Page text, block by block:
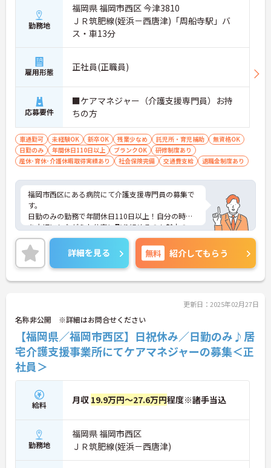
勤務地
福岡県 福岡市西区 今津3810
ＪＲ筑肥線(姪浜－西唐津)「周船寺駅」バ
ス・車13分
雇用形態 正社員(正職員)
応募要件
■ケアマネジャー（介護支援専門員）お持
ちの方
車通勤可 未経験OK 新卒OK 残業少なめ 託児所・育児補助
無資格OK
日勤のみ
年間休日110日以上 ブランクOK
研修制度あり
産休･育休･介護休暇取得実績あり
社会保険完備 交通費支給 退職金制度あり
福岡市西区にある病院にて介護支援専門員の募集で
す。
日勤のみの勤務で年間休日110日以上！自分の時間
を大切にしながらお仕事に取り組めるのも魅力の一
つです！
またマイカー通勤OKで無料駐車場も完備、そして送
迎バスも九大学研都市駅から出ているので、毎日の
通勤も楽々◎
ご興味がある方は是非一度マイナビまでお問い合わ
詳細を見る 無料 紹介してもらう
更新日：2025年02月27日
名称非公開 ※詳細はお問合せください
【福岡県／福岡市西区】日祝休み／日勤のみ♪居
宅介護支援事業所にてケアマネジャーの募集＜正
社員＞
給料 月収 19.9万円～27.6万円程度※諸手当込
勤務地
福岡県 福岡市西区
ＪＲ筑肥線(姪浜－西唐津)